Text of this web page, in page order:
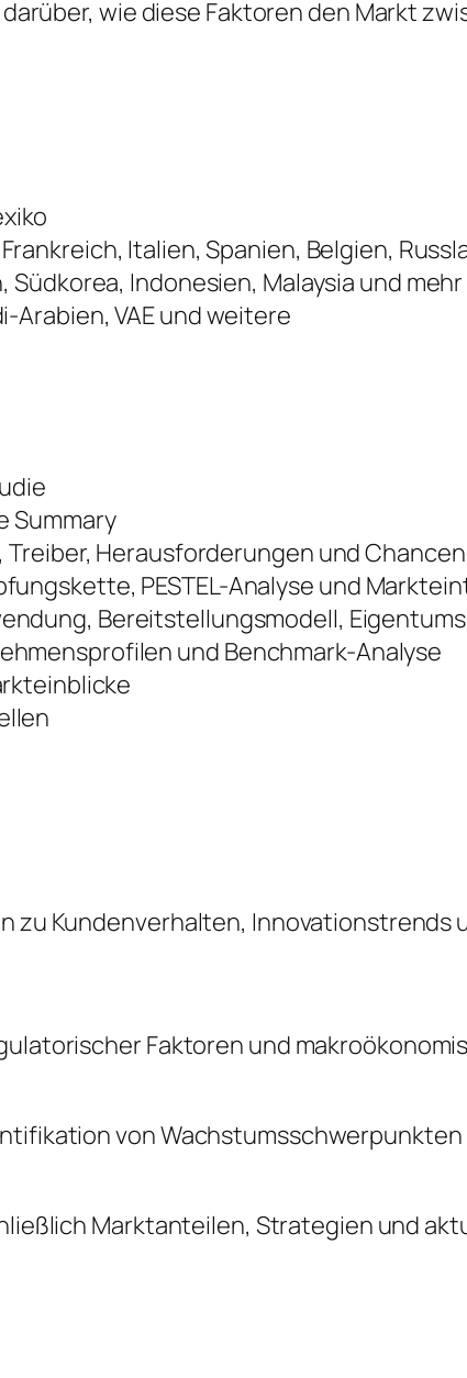
wie diese Faktoren den Markt
Italien, Spanien, Belgien,
Südkorea, Indonesien, Malaysia und mehr
Arabien, VAE und weitere
Summary
Herausforderungen und Chancen
PESTEL-Analyse und
Bereitstellungsmodell,
und Benchmark-Analyse
zu Kundenverhalten, Innovationstrends
Faktoren und
von
Marktanteilen, Strategien und